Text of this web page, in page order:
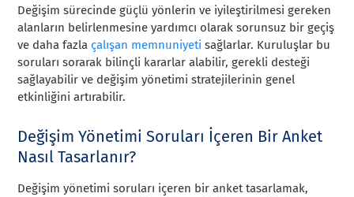
Değişim sürecinde güçlü yönlerin ve iyileştirilmesi gereken
alanların belirlenmesine yardımcı olarak sorunsuz bir geçiş
ve daha fazla çalışan memnuniyeti sağlarlar. Kuruluşlar bu
soruları sorarak bilinçli kararlar alabilir, gerekli desteği
sağlayabilir ve değişim yönetimi stratejilerinin genel
etkinliğini artırabilir.
Değişim Yönetimi Soruları İçeren Bir Anket
Nasıl Tasarlanır?
Değişim yönetimi soruları içeren bir anket tasarlamak,